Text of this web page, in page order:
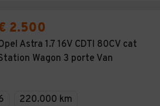
2.500
Astra 1.7 16V CDTI 80CV cat
Wagon 3 porte Van
220.000 km